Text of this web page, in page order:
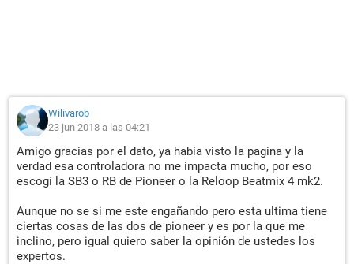
Wilivarob
23 jun 2018 a las 04:21
Amigo gracias por el dato, ya había visto la pagina y la
verdad esa controladora no me impacta mucho, por eso
escogí la SB3 o RB de Pioneer o la Reloop Beatmix 4 mk2.
Aunque no se si me este engañando pero esta ultima tiene
ciertas cosas de las dos de pioneer y es por la que me
inclino, pero igual quiero saber la opinión de ustedes los
expertos.